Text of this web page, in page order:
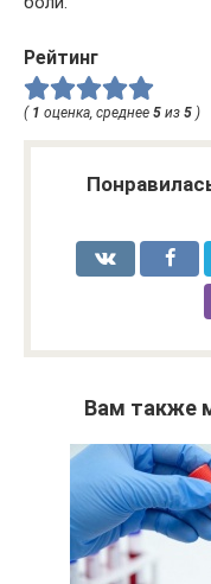
Рейтинг
( 1 оценка, среднее 5 из 5 )
Вам также